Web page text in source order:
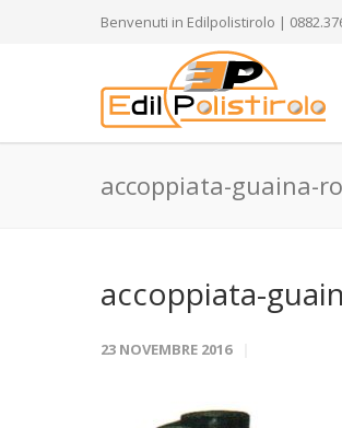
Benvenuti in Edilpolistirolo |
accoppiata-guaina-
accoppiata-
23 NOVEMBRE 2016